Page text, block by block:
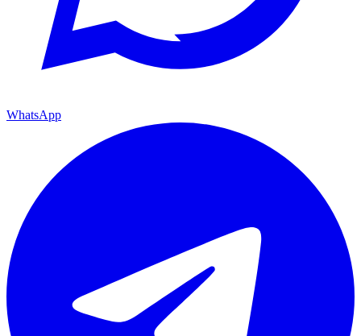
WhatsApp